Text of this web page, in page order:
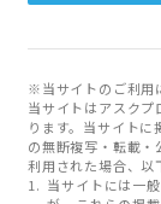
※当サイトのご利用
当サイトはアスク
ります。当サイト
の無断複写・転載・
利用された場合、以
当サイトには一